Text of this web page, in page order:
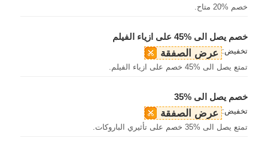
خصم %20 متاح.
خصم يصل الى %45 على ازياء الفيلم
تخفيض: عرض الصفقة
تمتع يصل الى %45 خصم على ازياء الفيلم.
خصم يصل الى %35
تخفيض: عرض الصفقة
تمتع يصل الى %35 خصم على تأثيري الباروكات.